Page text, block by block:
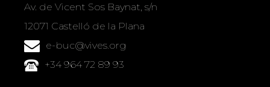
Av. de Vicent Sos Baynat, s/n
12071 Castelló de la Plana
e-buc@vives.org
+34 964 72 89 93